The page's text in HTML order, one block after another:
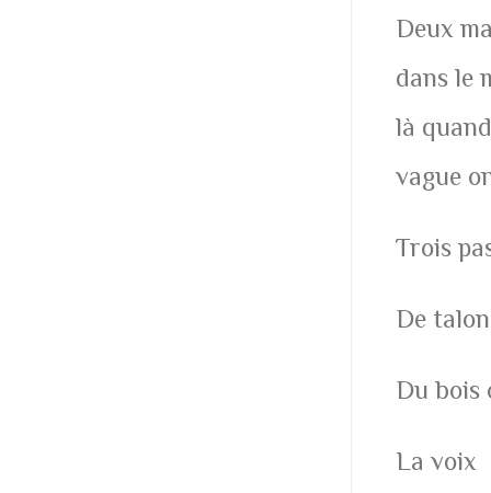
Deux
dans le
là
vague
Trois
De
Du bois
La voix